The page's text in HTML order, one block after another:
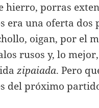
porras
era una oferta dos
oigan, por el
rusos y, lo
zipaiada. Pero
del próximo